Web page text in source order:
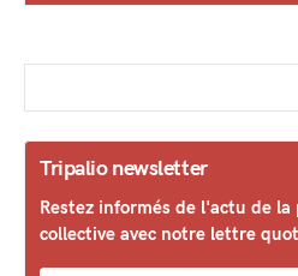
Tripalio newsletter
Restez informés de l'actu de
collective avec notre lettre